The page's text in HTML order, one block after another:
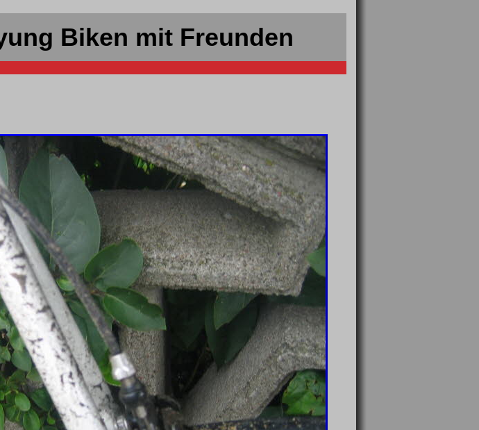
Biken mit Freunden